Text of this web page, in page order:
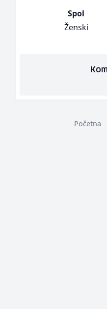
Spol
Ženski
Početna